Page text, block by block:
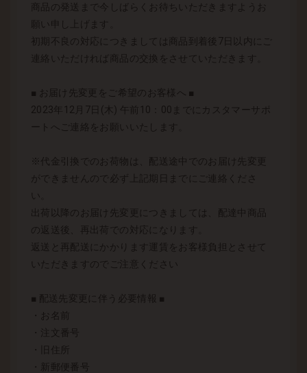
商品の発送まで今しばらくお待ちいただきますようお
願い申し上げます。
初期不良の対応につきましては商品到着後7日以内にご
連絡いただければ商品の交換をさせていただきます。
■ お届け先変更をご希望のお客様へ ■
2023年12月7日(木) 午前10：00までにカスタマーサポ
ートへご連絡をお願いいたします。
※代金引換でのお荷物は、配送途中でのお届け先変更
ができませんので必ず上記期日までにご連絡くださ
出荷以降のお届け先変更につきましては、配達中商品
の返送後、再出荷での対応になります。
返送と再配送にかかります運賃をお客様負担とさせて
いただきますのでご注意ください
■ 配送先変更に伴う必要情報 ■
・お名前
・注文番号
・旧住所
・新郵便番号